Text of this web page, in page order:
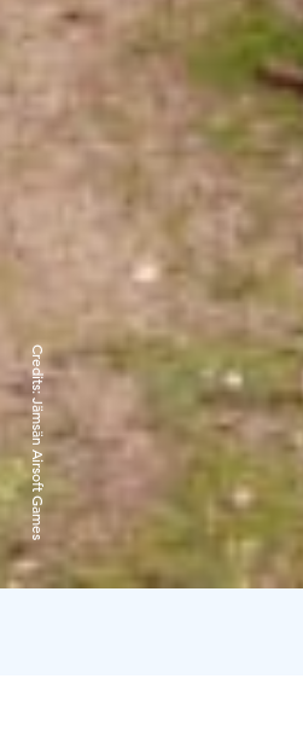
Credits:
Jämsän Airsoft Games